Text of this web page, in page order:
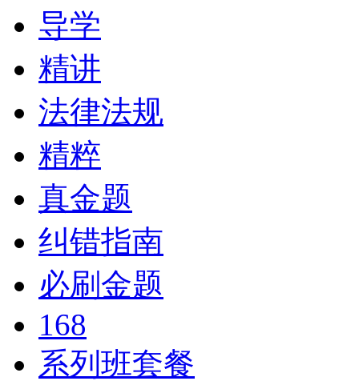
导学
精讲
法律法规
精粹
真金题
纠错指南
必刷金题
168
系列班套餐